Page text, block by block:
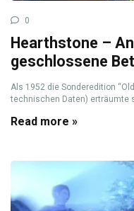
0
Hearthstone –
geschlossene
Als 1952 die Sonderedition
technischen Daten) erträumte
Read more »